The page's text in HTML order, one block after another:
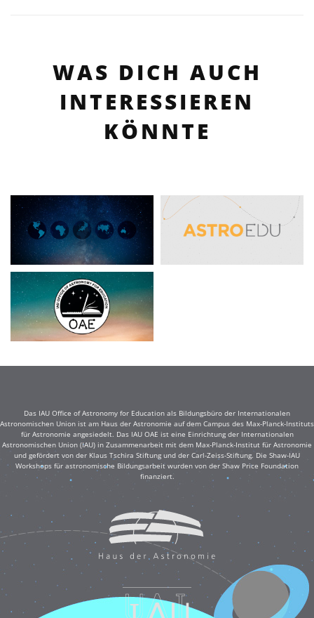
WAS DICH AUCH
INTERESSIEREN
KÖNNTE
Das IAU Office of Astronomy for Education als Bildungsbüro der Internationalen
Astronomischen Union ist am Haus der Astronomie auf dem Campus des Max-Planck-Instituts
für Astronomie angesiedelt. Das IAU OAE ist eine Einrichtung der Internationalen
Astronomischen Union (IAU) in Zusammenarbeit mit dem Max-Planck-Institut für Astronomie
und gefördert von der Klaus Tschira Stiftung und der Carl-Zeiss-Stiftung. Die Shaw-IAU
Workshops für astronomische Bildungsarbeit wurden von der Shaw Price Foundation
finanziert.